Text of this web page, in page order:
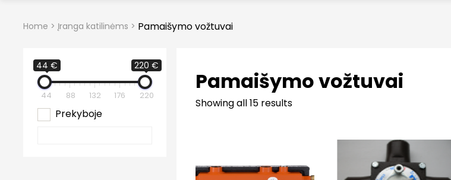
Home > Įranga katilinėms > Pamaišymo vožtuvai
44 € 220 €
44 88 132 176 220
Prekyboje
Pamaišymo vožtuvai
Showing all 15 results